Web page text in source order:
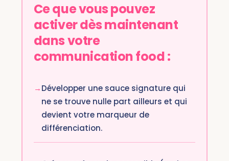
Ce que vous pouvez
activer dès maintenant
dans votre
communication food :
Développer une sauce signature qui
ne se trouve nulle part ailleurs et qui
devient votre marqueur de
différenciation.